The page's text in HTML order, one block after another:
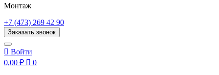
Монтаж
+7 (473) 269 42 90
Заказать звонок
 Войти
0,00 ₽  0